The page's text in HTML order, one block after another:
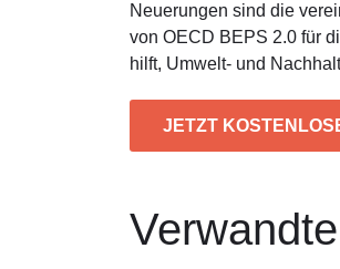
Neuerungen sind die
von OECD BEPS 2.0 für
hilft, Umwelt- und
JETZT